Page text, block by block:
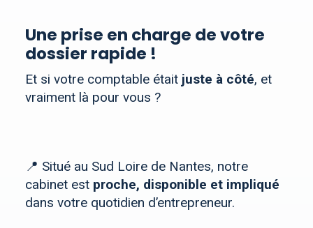
Une prise en charge de votre
dossier rapide !
Et si votre comptable était juste à côté, et
vraiment là pour vous ?
📍 Situé au Sud Loire de Nantes, notre
cabinet est proche, disponible et impliqué
dans votre quotidien d’entrepreneur.